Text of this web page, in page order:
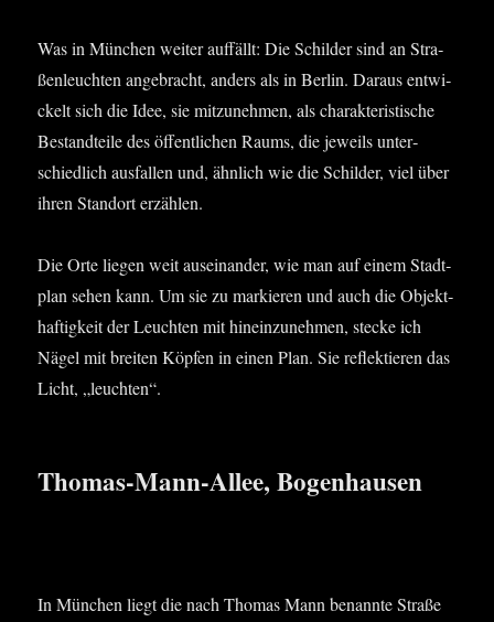
Was in Mün­chen wei­ter auf­fällt: Die Schil­der sind an Stra­
ßen­leuch­ten ange­bracht, anders als in Ber­lin. Dar­aus ent­wi­
ckelt sich die Idee, sie mit­zu­neh­men, als cha­rak­te­ris­ti­sche
Bestand­tei­le des öffent­li­chen Raums, die jeweils unter­
schied­lich aus­fal­len und, ähn­lich wie die Schil­der, viel über
ihren Stand­ort erzäh­len.
Die Orte lie­gen weit aus­ein­an­der, wie man auf einem Stadt­
plan sehen kann. Um sie zu mar­kie­ren und auch die Objekt­
haf­tig­keit der Leuch­ten mit hin­ein­zu­neh­men, ste­cke ich
Nägel mit brei­ten Köp­fen in einen Plan. Sie reflek­tie­ren das
Licht, „leuch­ten“.
Thomas-Mann-Allee, Bogenhausen
In Mün­chen liegt die nach Tho­mas Mann benann­te Stra­ße